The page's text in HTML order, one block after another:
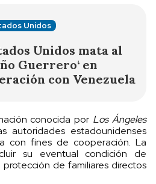
Unidos
Unidos mata al
Guerrero‘ en
con Venezuela
conocida por Los Ángeles
estadounidenses
con fines de cooperación. La
su eventual condición de
de familiares directos